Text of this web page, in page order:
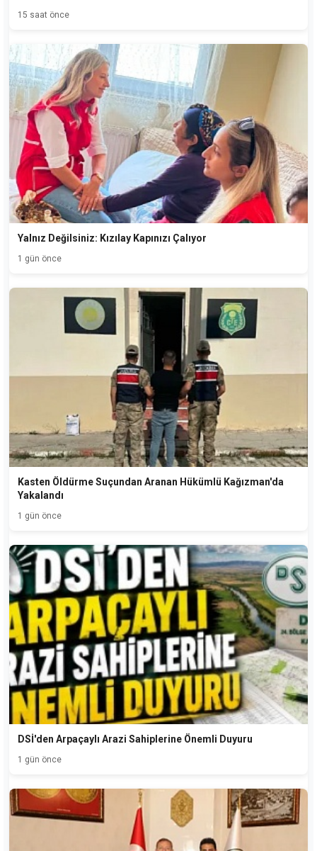
15 saat önce
Yalnız Değilsiniz: Kızılay Kapınızı Çalıyor
1 gün önce
Kasten Öldürme Suçundan Aranan Hükümlü Kağızman'da
Yakalandı
1 gün önce
DSİ'den Arpaçaylı Arazi Sahiplerine Önemli Duyuru
1 gün önce